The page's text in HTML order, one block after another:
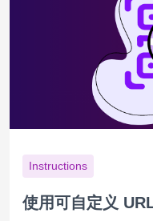
Instructions
使用可自定义